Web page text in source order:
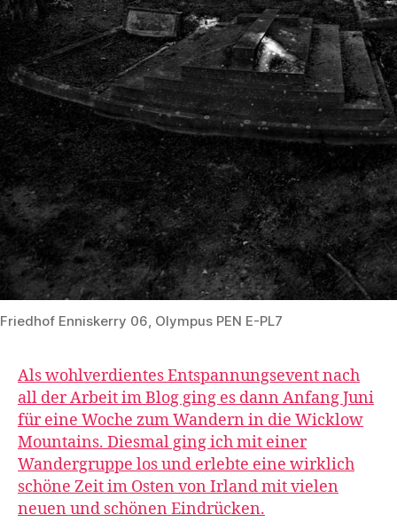
Friedhof Enniskerry 06, Olympus PEN E-PL7
Als wohlverdientes Entspannungsevent nach
all der Arbeit im Blog ging es dann Anfang Juni
für eine Woche zum Wandern in die Wicklow
Mountains. Diesmal ging ich mit einer
Wandergruppe los und erlebte eine wirklich
schöne Zeit im Osten von Irland mit vielen
neuen und schönen Eindrücken.